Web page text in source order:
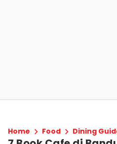
Home Food Dining